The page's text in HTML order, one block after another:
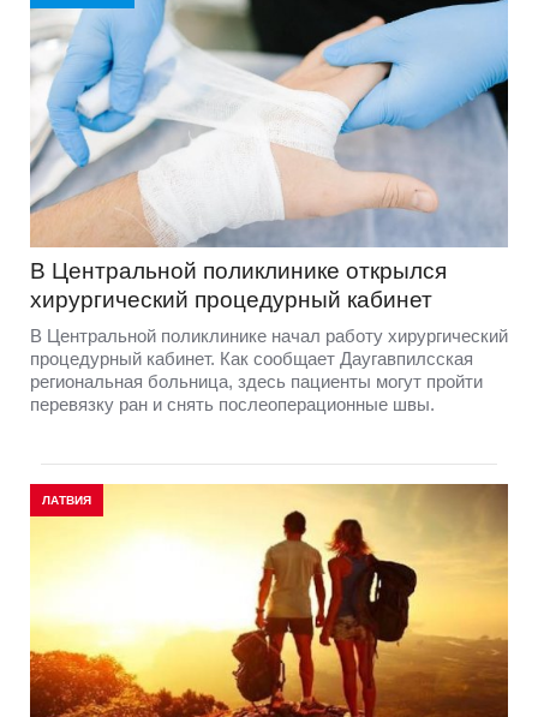
В Центральной поликлинике открылся
хирургический процедурный кабинет
В Центральной поликлинике начал работу хирургический
процедурный кабинет. Как сообщает Даугавпилсская
региональная больница, здесь пациенты могут пройти
перевязку ран и снять послеоперационные швы.
ЛАТВИЯ